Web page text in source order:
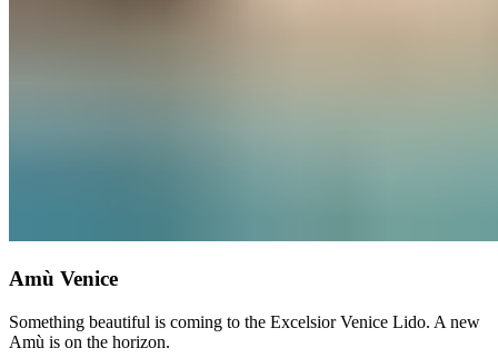
Amù Venice​​​​‌ ‍ ​‍​‍‌‍ ‌ ​‍‌‍‍‌‌‍‌ ‌‍‍‌‌‍ ‍​‍​‍​ ‍‍​‍​‍‌ ​ ‌‍​‌‌‍ ‍‌‍‍‌‌ ‌​‌ ‍‌​‍ ‍‌‍‍‌‌‍ ​‍​‍​‍ ​​‍​‍‌‍‍​‌ ​‍‌‍‌‌‌‍‌‍​‍​‍​ ‍‍​‍​‍‌‍‍​‌ ‌​‌ ‌​‌ ​​‌ ​ ​ ‍‍​‍ ​‍ ‌‍ ​​‍ ‌‌‍​‌‌‍ ‍‌‍‌​​‍ ‌‌ ​‍​‍ ‌‌‍‍​‌‍ ‌ ‌​‌‍‌‌‌‍ ​‌ ​ ​‍ ‌‌ ​ ‌ ‌​‌ ‌‌‌‍‌​‌‍‍‌‌‍ ​‍ ‍‌ ‌‍‌‍‌‌‌ ​‍‌‍​ ‌‍‌‌‌‍ ​​‍ ‍‌‍​‌‌ ​​‌ ​​​‍ ‌‍‍‌‌‍ ‍‌ ‌​‌‍‌‌‌‍ ‍‌ ‌​​‍ ‌‍‌‌‌‍‌​‌‍‍‌‌ ‌​​‍ ‌‍ ‌‌‍ ‌‍‌​‌‍‌‌​ ‌‌ ​​‌ ​‍‌‍‌‌‌ ​ ‌‍‌‌‌‍ ‍‌ ‌​‌‍​‌‌ ‌​‌‍‍‌‌‍ ‌‍ ‍​ ‍ ‌‍‍‌‌‍‌​​ ‌‌‍‍​‌‍ ‌ ‌​‌‍‌‌‌‍ ​‌‌​ ‌‍‍‌‌ ‌​‌‍‌‌‌​‍​‌‍ ‌‍ ‌‌‍‌‌‌‌​​‌‍​‌‌‍‌ ‌‍‌‌​‍ ‌‌‍​ ​ ‍​‌‍‌‍‌‍‌​​ ‌ ​ ​​​ ​‌​ ​ ​‍ ‌​ ​‌​ ‌ ​ ​​​ ‌ ​‍ ‌​ ‌​‌‍‌​‌‍‌‌​ ‌‌​‍ ‌‌‍​‌​ ​​‌‍‌‍‌‍​‌​‍ ‌​ ​‌‌‍‌‍​ ‌‌​ ‌‌‌‍​ ​ ​​​ ‌ ​ ​‍‌‍​ ​ ​​​ ‌​‌‍‌‌​ ‍ ‌ ‌​‌ ‍‌‌ ​​‌‍‌‌​ ‌‌‍‍​‌‍ ‌ ‌​‌‍‌‌‌‍ ​‌‌​ ‌‍‍‌‌ ‌​‌‍‌‌‌​‍​‌‍ ‌‍ ‌‌‍‌‌‌‌​​‌‍​‌‌‍‌ ‌‍‌‌​ ‍ ‌ ​​‌‍​‌‌ ‌​‌‍‍​​ ‌‌ ​​‌‍​‌‌‍‌ ‌‍‌‌‌​​‍‌ ‌‌‌‍‍‌‌‍ ​‌‍‌​‌‍‌‌‌ ​‍​‍‌‌​ ‌‌‌​​‍‌‌ ‌‍‍ ‌‍‌‌‌ ‍‌​‍‌‌​ ​ ‌​‌​​‍‌‌​ ​ ‌​‌​​‍‌‌​ ​‍​ ​‍​ ‌ ​ ​​‌‍‌‍‌‍​‌​ ​‌​ ​ ​ ‌‍‌‍​‌​ ‌‌​ ​‍‌‍‌‌​ ​​​‍‌‌​ ​‍​ ​‍​‍‌‌​ ‌‌‌​‌​​‍ ‍‌‍​ ‌‍ ‌‍ ‍‌ ‌​‌‍‌‌‌‍ ‍‌ ‌​​‍‌‌​ ‌‌‌​​‍‌‌ ‌‍‍ ‌‍‌‌‌ ‍‌​‍‌‌​ ​ ‌​‌​​‍‌‌​ ​ ‌​‌​​‍‌‌​ ​‍​ ​‍‌‍​‌‌‍​ ​ ‍‌​ ​‍‌‍‌‌‌‍​‍​ ​‌‌‍‌​‌‍​ ‌‍​ ‌‍​‌​ ‌‍​‍‌‌​ ​‍​ ​‍​‍‌‌​ ‌‌‌​‌​​‍ ‍‌ ‌​‌‍‍‌‌ ‌​‌‍ ​‌‍‌‌​ ‌‍​‍‌‍​‌‌ ​ ‌‍‌‌‌‌‌‌‌ ​‍‌‍ ​​ ‌‌‍‍​‌ ‌​‌ ‌​‌ ​​‌ ​ ​‍‌‌​ ​ ‌​​‌​‍‌‌​ ​‍‌​‌‍​‍‌‌​ ​‍‌​‌‍‌‍ ​​‍ ‌‌‍​‌‌‍ ‍‌‍‌​​‍ ‌‌ ​‍​‍ ‌‌‍‍​‌‍ ‌ ‌​‌‍‌‌‌‍ ​‌ ​ ​‍ ‌‌ ​ ‌ ‌​‌ ‌‌‌‍‌​‌‍‍‌‌‍ ​‍ ‍‌ ‌‍‌‍‌‌‌ ​‍‌‍​ ‌‍‌‌‌‍ ​​‍ ‍‌‍​‌‌ ​​‌ ​​​‍‌‍‌‍‍‌‌‍‌​​ ‌‌‍‍​‌‍ ‌ ‌​‌‍‌‌‌‍ ​‌‌​ ‌‍‍‌‌ ‌​‌‍‌‌‌​‍​‌‍ ‌‍ ‌‌‍‌‌‌‌​​‌‍​‌‌‍‌ ‌‍‌‌​‍ ‌‌‍​ ​ ‍​‌‍‌‍‌‍‌​​ ‌ ​ ​​​ ​‌​ ​ ​‍ ‌​ ​‌​ ‌ ​ ​​​ ‌ ​‍ ‌​ ‌​‌‍‌​‌‍‌‌​ ‌‌​‍ ‌‌‍​‌​ ​​‌‍‌‍‌‍​‌​‍ ‌​ ​‌‌‍‌‍​ ‌‌​ ‌‌‌‍​ ​ ​​​ ‌ ​ ​‍‌‍​ ​ ​​​ ‌​‌‍‌‌​‍‌‍‌ ‌​‌ ‍‌‌ ​​‌‍‌‌​ ‌‌‍‍​‌‍ ‌ ‌​‌‍‌‌‌‍ ​‌‌​ ‌‍‍‌‌ ‌​‌‍‌‌‌​‍​‌‍ ‌‍ ‌‌‍‌‌‌‌​​‌‍​‌‌‍‌ ‌‍‌‌​‍‌‍‌ ​​‌‍​‌‌ ‌​‌‍‍​​ ‌‌ ​​‌‍​‌‌‍‌ ‌‍‌‌‌​​‍‌ ‌‌‌‍‍‌‌‍ ​‌‍‌​‌‍‌‌‌ ​‍​‍‌‌​ ‌‌‌​​‍‌‌ ‌‍‍ ‌‍‌‌‌ ‍‌​‍‌‌​ ​ ‌​‌​​‍‌‌​ ​ ‌​‌​​‍‌‌​ ​‍​ ​‍​ ‌ ​ ​​‌‍‌‍‌‍​‌​ ​‌​ ​ ​ ‌‍‌‍​‌​ ‌‌​ ​‍‌‍‌‌​ ​​​‍‌‌​ ​‍​ ​‍​‍‌‌​ ‌‌‌​‌​​‍ ‍‌‍​ ‌‍ ‌‍ ‍‌ ‌​‌‍‌‌‌‍ ‍‌ ‌​​‍‌‌​ ‌‌‌​​‍‌‌ ‌‍‍ ‌‍‌‌‌ ‍‌​‍‌‌​ ​ ‌​‌​​‍‌‌​ ​ ‌​‌​​‍‌‌​ ​‍​ ​‍‌‍​‌‌‍​ ​ ‍‌​ ​‍‌‍‌‌‌‍​‍​ ​‌‌‍‌​‌‍​ ‌‍​ ‌‍​‌​ ‌‍​‍‌‌​ ​‍​ ​‍​‍‌‌​ ‌‌‌​‌​​‍ ‍‌ ‌​‌‍‍‌‌ ‌​‌‍ ​‌‍‌‌​‍‌‍‌ ​​‌‍‌‌‌ ​‍‌ ​ ‌ ​​‌‍‌‌‌‍​ ‌ ‌​‌‍‍‌‌ ‌‍‌‍‌‌​ ‌‌ ​​‌ ‌‌‌‍​‍‌‍ ​‌‍‍‌‌ ​ ‌‍‍​‌‍‌‌‌‍‌​​‍​‍‌ ‌
Something beautiful is coming to the Excelsior Venice Lido. A new
Amù is on the horizon.​​​​‌ ‍ ​‍​‍‌‍ ‌ ​‍‌‍‍‌‌‍‌ ‌‍‍‌‌‍ ‍​‍​‍​ ‍‍​‍​‍‌ ​ ‌‍​‌‌‍ ‍‌‍‍‌‌ ‌​‌ ‍‌​‍ ‍‌‍‍‌‌‍ ​‍​‍​‍ ​​‍​‍‌‍‍​‌ ​‍‌‍‌‌‌‍‌‍​‍​‍​ ‍‍​‍​‍‌‍‍​‌ ‌​‌ ‌​‌ ​​‌ ​ ​ ‍‍​‍ ​‍ ‌‍ ​​‍ ‌‌‍​‌‌‍ ‍‌‍‌​​‍ ‌‌ ​‍​‍ ‌‌‍‍​‌‍ ‌ ‌​‌‍‌‌‌‍ ​‌ ​ ​‍ ‌‌ ​ ‌ ‌​‌ ‌‌‌‍‌​‌‍‍‌‌‍ ​‍ ‍‌ ‌‍‌‍‌‌‌ ​‍‌‍​ ‌‍‌‌‌‍ ​​‍ ‍‌‍​‌‌ ​​‌ ​​​‍ ‌‍‍‌‌‍ ‍‌ ‌​‌‍‌‌‌‍ ‍‌ ‌​​‍ ‌‍‌‌‌‍‌​‌‍‍‌‌ ‌​​‍ ‌‍ ‌‌‍ ‌‍‌​‌‍‌‌​ ‌‌ ​​‌ ​‍‌‍‌‌‌ ​ ‌‍‌‌‌‍ ‍‌ ‌​‌‍​‌‌ ‌​‌‍‍‌‌‍ ‌‍ ‍​ ‍ ‌‍‍‌‌‍‌​​ ‌‌‍‍​‌‍ ‌ ‌​‌‍‌‌‌‍ ​‌‌​ ‌‍‍‌‌ ‌​‌‍‌‌‌​‍​‌‍ ‌‍ ‌‌‍‌‌‌‌​​‌‍​‌‌‍‌ ‌‍‌‌​‍ ‌‌‍​ ​ ‍​‌‍‌‍‌‍‌​​ ‌ ​ ​​​ ​‌​ ​ ​‍ ‌​ ​‌​ ‌ ​ ​​​ ‌ ​‍ ‌​ ‌​‌‍‌​‌‍‌‌​ ‌‌​‍ ‌‌‍​‌​ ​​‌‍‌‍‌‍​‌​‍ ‌​ ​‌‌‍‌‍​ ‌‌​ ‌‌‌‍​ ​ ​​​ ‌ ​ ​‍‌‍​ ​ ​​​ ‌​‌‍‌‌​ ‍ ‌ ‌​‌ ‍‌‌ ​​‌‍‌‌​ ‌‌‍‍​‌‍ ‌ ‌​‌‍‌‌‌‍ ​‌‌​ ‌‍‍‌‌ ‌​‌‍‌‌‌​‍​‌‍ ‌‍ ‌‌‍‌‌‌‌​​‌‍​‌‌‍‌ ‌‍‌‌​ ‍ ‌ ​​‌‍​‌‌ ‌​‌‍‍​​ ‌‌ ​​‌‍​‌‌‍‌ ‌‍‌‌‌​​‍‌ ‌‌‌‍‍‌‌‍ ​‌‍‌​‌‍‌‌‌ ​‍​‍‌‌​ ‌‌‌​​‍‌‌ ‌‍‍ ‌‍‌‌‌ ‍‌​‍‌‌​ ​ ‌​‌​​‍‌‌​ ​ ‌​‌​​‍‌‌​ ​‍​ ​‍​ ‌ ​ ​​‌‍‌‍‌‍​‌​ ​‌​ ​ ​ ‌‍‌‍​‌​ ‌‌​ ​‍‌‍‌‌​ ​​​‍‌‌​ ​‍​ ​‍​‍‌‌​ ‌‌‌​‌​​‍ ‍‌‍​ ‌‍ ‌‍ ‍‌ ‌​‌‍‌‌‌‍ ‍‌ ‌​​‍‌‌​ ‌‌‌​​‍‌‌ ‌‍‍ ‌‍‌‌‌ ‍‌​‍‌‌​ ​ ‌​‌​​‍‌‌​ ​ ‌​‌​​‍‌‌​ ​‍​ ​‍‌‍​‌‌‍​ ​ ‍‌​ ​‍‌‍‌‌‌‍​‍​ ​‌‌‍‌​‌‍​ ‌‍​ ‌‍​‌​ ‌‍​‍‌‌​ ​‍​ ​‍​‍‌‌​ ‌‌‌​‌​​‍ ‍‌‍‌‌‌ ‍​‌‍​ ‌‍‌‌‌ ​‍‌ ​​‌ ‌​​ ‌‍​‍‌‍​‌‌ ​ ‌‍‌‌‌‌‌‌‌ ​‍‌‍ ​​ ‌‌‍‍​‌ ‌​‌ ‌​‌ ​​‌ ​ ​‍‌‌​ ​ ‌​​‌​‍‌‌​ ​‍‌​‌‍​‍‌‌​ ​‍‌​‌‍‌‍ ​​‍ ‌‌‍​‌‌‍ ‍‌‍‌​​‍ ‌‌ ​‍​‍ ‌‌‍‍​‌‍ ‌ ‌​‌‍‌‌‌‍ ​‌ ​ ​‍ ‌‌ ​ ‌ ‌​‌ ‌‌‌‍‌​‌‍‍‌‌‍ ​‍ ‍‌ ‌‍‌‍‌‌‌ ​‍‌‍​ ‌‍‌‌‌‍ ​​‍ ‍‌‍​‌‌ ​​‌ ​​​‍‌‍‌‍‍‌‌‍‌​​ ‌‌‍‍​‌‍ ‌ ‌​‌‍‌‌‌‍ ​‌‌​ ‌‍‍‌‌ ‌​‌‍‌‌‌​‍​‌‍ ‌‍ ‌‌‍‌‌‌‌​​‌‍​‌‌‍‌ ‌‍‌‌​‍ ‌‌‍​ ​ ‍​‌‍‌‍‌‍‌​​ ‌ ​ ​​​ ​‌​ ​ ​‍ ‌​ ​‌​ ‌ ​ ​​​ ‌ ​‍ ‌​ ‌​‌‍‌​‌‍‌‌​ ‌‌​‍ ‌‌‍​‌​ ​​‌‍‌‍‌‍​‌​‍ ‌​ ​‌‌‍‌‍​ ‌‌​ ‌‌‌‍​ ​ ​​​ ‌ ​ ​‍‌‍​ ​ ​​​ ‌​‌‍‌‌​‍‌‍‌ ‌​‌ ‍‌‌ ​​‌‍‌‌​ ‌‌‍‍​‌‍ ‌ ‌​‌‍‌‌‌‍ ​‌‌​ ‌‍‍‌‌ ‌​‌‍‌‌‌​‍​‌‍ ‌‍ ‌‌‍‌‌‌‌​​‌‍​‌‌‍‌ ‌‍‌‌​‍‌‍‌ ​​‌‍​‌‌ ‌​‌‍‍​​ ‌‌ ​​‌‍​‌‌‍‌ ‌‍‌‌‌​​‍‌ ‌‌‌‍‍‌‌‍ ​‌‍‌​‌‍‌‌‌ ​‍​‍‌‌​ ‌‌‌​​‍‌‌ ‌‍‍ ‌‍‌‌‌ ‍‌​‍‌‌​ ​ ‌​‌​​‍‌‌​ ​ ‌​‌​​‍‌‌​ ​‍​ ​‍​ ‌ ​ ​​‌‍‌‍‌‍​‌​ ​‌​ ​ ​ ‌‍‌‍​‌​ ‌‌​ ​‍‌‍‌‌​ ​​​‍‌‌​ ​‍​ ​‍​‍‌‌​ ‌‌‌​‌​​‍ ‍‌‍​ ‌‍ ‌‍ ‍‌ ‌​‌‍‌‌‌‍ ‍‌ ‌​​‍‌‌​ ‌‌‌​​‍‌‌ ‌‍‍ ‌‍‌‌‌ ‍‌​‍‌‌​ ​ ‌​‌​​‍‌‌​ ​ ‌​‌​​‍‌‌​ ​‍​ ​‍‌‍​‌‌‍​ ​ ‍‌​ ​‍‌‍‌‌‌‍​‍​ ​‌‌‍‌​‌‍​ ‌‍​ ‌‍​‌​ ‌‍​‍‌‌​ ​‍​ ​‍​‍‌‌​ ‌‌‌​‌​​‍ ‍‌‍‌‌‌ ‍​‌‍​ ‌‍‌‌‌ ​‍‌ ​​‌ ‌​​‍‌‍‌ ​​‌‍‌‌‌ ​‍‌ ​ ‌ ​​‌‍‌‌‌‍​ ‌ ‌​‌‍‍‌‌ ‌‍‌‍‌‌​ ‌‌ ​​‌ ‌‌‌‍​‍‌‍ ​‌‍‍‌‌ ​ ‌‍‍​‌‍‌‌‌‍‌​​‍​‍‌ ‌